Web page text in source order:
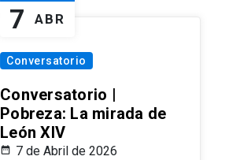
7 ABR
Conversatorio
Conversatorio |
Pobreza: La mirada de
León XIV
7 de Abril de 2026